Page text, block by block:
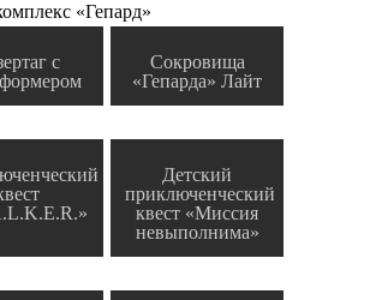
«Гепард»
с
Сокровища
«Гепарда» Лайт
Детский
приключенческий
квест «Миссия
невыполнима»